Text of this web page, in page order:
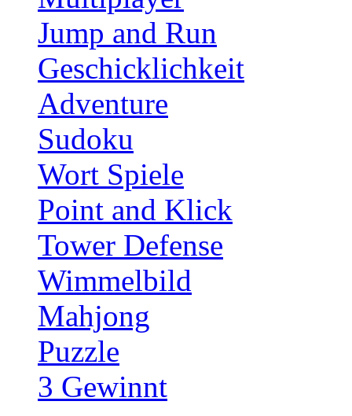
Jump and Run
Geschicklichkeit
Adventure
Sudoku
Wort Spiele
Point and Klick
Tower Defense
Wimmelbild
Mahjong
Puzzle
3 Gewinnt